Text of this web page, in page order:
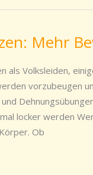
Mehr
als Volksleiden,
vorzubeugen
mal locker werden
Ob